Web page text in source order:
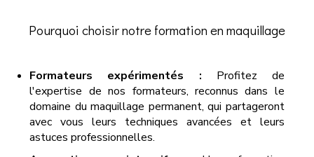
Pourquoi choisir notre formation en maquillage
Formateurs expérimentés : Profitez de
l'expertise de nos formateurs, reconnus dans le
domaine du maquillage permanent, qui partageront
avec vous leurs techniques avancées et leurs
astuces professionnelles.